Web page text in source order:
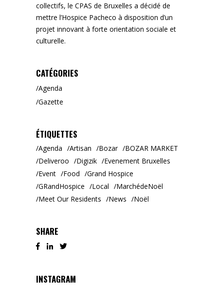
collectifs, le CPAS de Bruxelles a décidé de
mettre l’Hospice Pacheco à disposition d’un
projet innovant à forte orientation sociale et
culturelle.
CATÉGORIES
Agenda
Gazette
ÉTIQUETTES
Agenda Artisan Bozar
BOZAR MARKET
Deliveroo
Digizik
Evenement Bruxelles
Event
Food
Grand Hospice
GRandHospice
Local
MarchédeNoël
Meet Our Residents
News Noël
SHARE
INSTAGRAM